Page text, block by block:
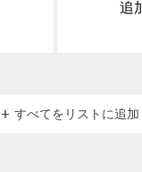
追
+ すべてをリストに追加